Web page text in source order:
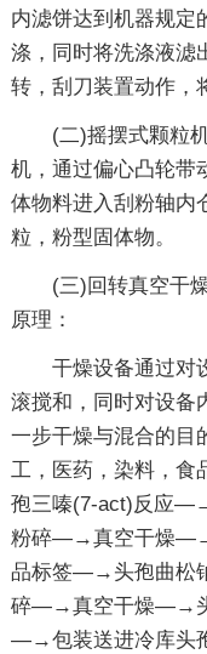
内滤饼达到机器规定
涤，同时将洗涤液滤
转，刮刀装置动作，
(二)摇摆式颗粒
机，通过偏心凸轮带
体物料进入刮粉轴内
粒，粉型固体物。
(三)回转真空干
原理：
干燥设备通过对
滚搅和，同时对设备
一步干燥与混合的目
工，医药，染料，食
孢三嗪(7-act)反应
粉碎—→真空干燥
品标签—→头孢曲松
碎—→真空干燥—→
—→包装送进冷库头